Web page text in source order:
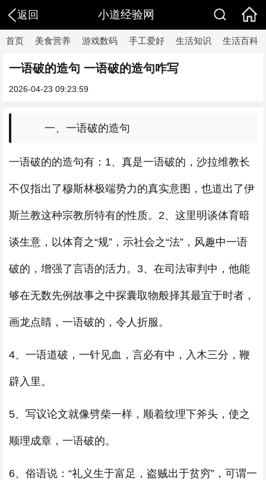
返回 小道经验网
首页 美食营养 游戏数码 手工爱好 生活知识 生活百科
一语破的造句 一语破的造句咋写
2026-04-23 09:23:59
一、一语破的造句
一语破的的造句有：1、真是一语破的，沙拉维教长
不仅指出了穆斯林极端势力的真实意图，也道出了伊
斯兰教这种宗教所特有的性质。2、这里明谈体育暗
谈生意，以体育之“规”，示社会之“法”，风趣中一语
破的，增强了言语的活力。3、在司法审判中，他能
够在无数先例故事之中探囊取物般择其最宜于时者，
画龙点睛，一语破的，令人折服。
4、一语道破，一针见血，言必有中，入木三分，鞭
辟入里。
5、写议论文就像劈柴一样，顺着纹理下斧头，使之
顺理成章，一语破的。
6、俗语说：“礼义生于富足，盗贼出于贫穷”，可谓一